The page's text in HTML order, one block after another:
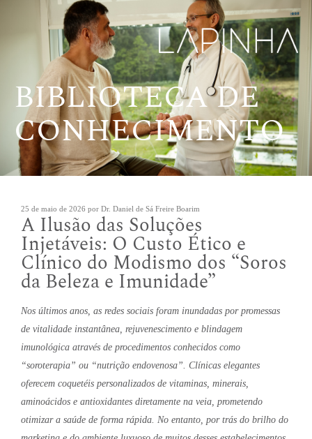
BIBLIOTECA DE
CONHECIMENTO
Publicado
em
25 de maio de 2026 por Dr. Daniel de Sá Freire Boarim
A Ilusão das Soluções
Injetáveis: O Custo Ético e
Clínico do Modismo dos “Soros
da Beleza e Imunidade”
Nos últimos anos, as redes sociais foram inundadas por promessas
de vitalidade instantânea, rejuvenescimento e blindagem
imunológica através de procedimentos conhecidos como
“soroterapia” ou “nutrição endovenosa”. Clínicas elegantes
oferecem coquetéis personalizados de vitaminas, minerais,
aminoácidos e antioxidantes diretamente na veia, prometendo
otimizar a saúde de forma rápida. No entanto, por trás do brilho do